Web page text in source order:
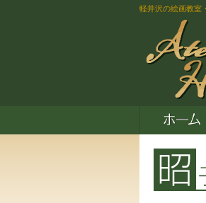
軽井沢の絵画教室